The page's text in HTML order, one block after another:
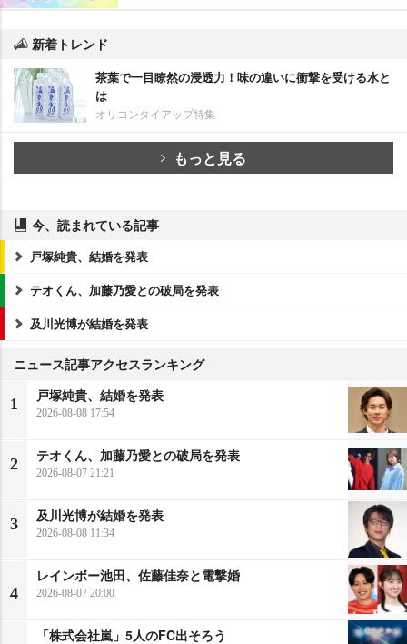
新着トレンド
茶葉で一目瞭然の浸透力！味の違いに衝撃を受ける水と
は
オリコンタイアップ特集
もっと見る
今、読まれている記事
戸塚純貴、結婚を発表
テオくん、加藤乃愛との破局を発表
及川光博が結婚を発表
ニュース記事アクセスランキング
1
戸塚純貴、結婚を発表
2026-08-08 17:54
2
テオくん、加藤乃愛との破局を発表
2026-08-07 21:21
3
及川光博が結婚を発表
2026-08-08 11:34
4
レインボー池田、佐藤佳奈と電撃婚
2026-08-07 20:00
「株式会社嵐」5人のFC出そろう